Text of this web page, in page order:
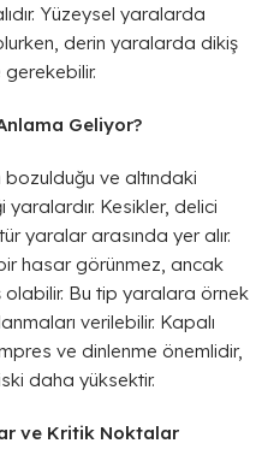
Yüzeysel yaralarda
derin yaralarda dikiş
gerekebilir.
Geliyor?
bozulduğu ve altındaki
yaralardır. Kesikler, delici
yaralar arasında yer alır.
hasar görünmez, ancak
olabilir. Bu tip yaralara örnek
verilebilir. Kapalı
ve dinlenme önemlidir,
daha yüksektir.
ve Kritik Noktalar